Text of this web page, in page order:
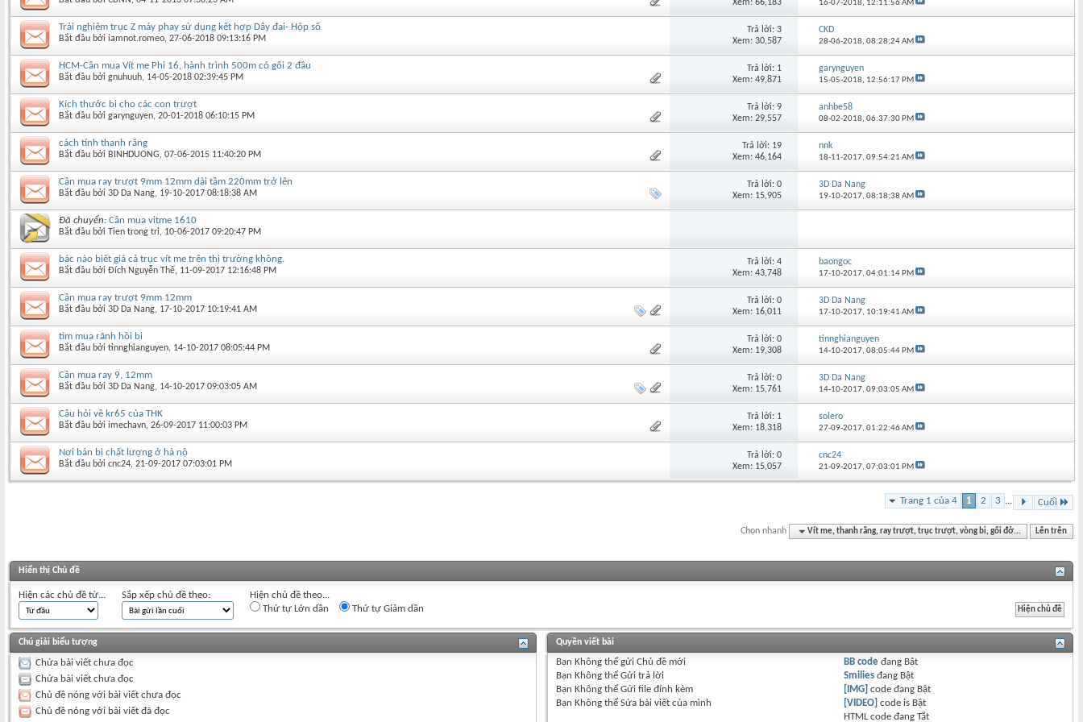
Xem: 66,183 16-07-2018, 12:11:56 AM
Trải nghiệm trục Z máy phay sử dụng kết hợp Dây đai- Hộp số
Bắt đầu bởi iamnot.romeo‎, 27-06-2018 09:13:16 PM
Trả lời: 3
Xem: 30,587
CKD
28-06-2018,08:28:24 AM
HCM-Cần mua Vít me Phi 16, hành trình 500m có gối 2 đầu
Bắt đầu bởi gnuhuuh‎, 14-05-2018 02:39:45 PM
Trả lời: 1
Xem: 49,871
garynguyen
15-05-2018, 12:56:17 PM
Kích thước bi cho các con trượt
Bắt đầu bởi garynguyen‎, 20-01-2018 06:10:15 PM
Trả lời: 9
Xem: 29,557
anhbe58
08-02-2018,06:37:30 PM
cách tính thanh răng
Bắt đầu bởi BINHDUONG‎, 07-06-2015 11:40:20 PM
Trả lời: 19
Xem: 46,164
nnk
18-11-2017,09:54:21 AM
Cần mua ray trượt 9mm 12mm dài tầm 220mm trở lên
Bắt đầu bởi 3D Da Nang‎, 19-10-2017 08:18:38 AM
Trả lời: 0
Xem: 15,905
3D Da Nang
19-10-2017,08:18:38 AM
Đã chuyển: Cần mua vitme 1610
Bắt đầu bởi Tien trong tri‎, 10-06-2017 09:20:47 PM
bác nào biết giá cả trục vít me trên thị trường không.
Bắt đầu bởi Đích Nguyễn Thế‎, 11-09-2017 12:16:48 PM
Trả lời: 4
Xem: 43,748
baongoc
17-10-2017,04:01:14 PM
Cần mua ray trượt 9mm 12mm
Bắt đầu bởi 3D Da Nang‎, 17-10-2017 10:19:41 AM
Trả lời: 0
Xem: 16,011
3D Da Nang
17-10-2017, 10:19:41 AM
tìm mua rãnh hồi bi
Bắt đầu bởi tinnghianguyen‎, 14-10-2017 08:05:44 PM
Trả lời: 0
Xem: 19,308
tinnghianguyen
14-10-2017,08:05:44 PM
Cần mua ray 9, 12mm
Bắt đầu bởi 3D Da Nang‎, 14-10-2017 09:03:05 AM
Trả lời: 0
Xem: 15,761
3D Da Nang
14-10-2017,09:03:05 AM
Câu hỏi về kr65 của THK
Bắt đầu bởi imechavn‎, 26-09-2017 11:00:03 PM
Trả lời: 1
Xem: 18,318
solero
27-09-2017,01:22:46 AM
Nơi bán bi chất lượng ở hà nộ
Bắt đầu bởi cnc24‎, 21-09-2017 07:03:01 PM
Trả lời: 0
Xem: 15,057
cnc24
21-09-2017,07:03:01 PM
Trang 1 của 4 1 2 3 ... Cuối
Chọn nhanh Vít me, thanh răng, ray trượt, trục trượt, vòng bi, gối đở... Lên trên
Hiển thị Chủ đề
Hiện các chủ đề từ... Sắp xếp chủ đề theo:
Hiện chủ đề theo...
Thứ tự Lớn dần
Thứ tự Giảm dần
Chú giải biểu tượng
Chứa bài viết chưa đọc
Chứa bài viết chưa đọc
Chủ đề nóng với bài viết chưa đọc
Chủ đề nóng với bài viết đã đọc
Quyền viết bài
Bạn Không thểgửi Chủ đề mới
Bạn Không thểGửi trả lời
Bạn Không thểGửi file đính kèm
Bạn Không thểSửa bài viết của mình
BB code đang Bật
Smilies đang Bật
[IMG] code đang Bật
[VIDEO] code is Bật
HTML code đangTắt